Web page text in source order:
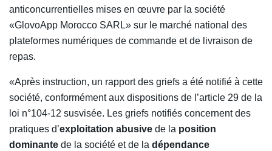
anticoncurrentielles mises en œuvre par la société
«GlovoApp Morocco SARL» sur le marché national des
plateformes numériques de commande et de livraison de
repas.
«Après instruction, un rapport des griefs a été notifié à cette
société, conformément aux dispositions de l’article 29 de la
loi n°104-12 susvisée. Les griefs notifiés concernent des
pratiques d’exploitation abusive de la position
dominante de la société et de la dépendance